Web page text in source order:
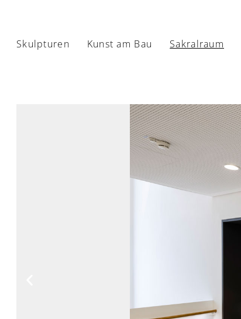
Skulpturen Kunst am Bau Sakralraum